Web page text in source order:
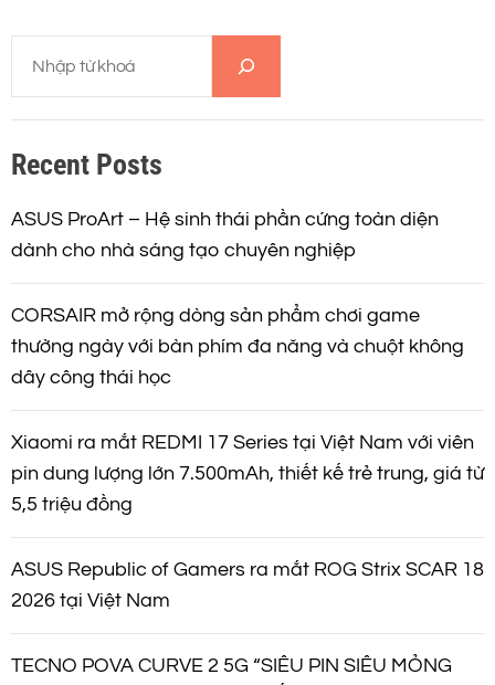
m
i
m
Recent Posts
ASUS ProArt – Hệ sinh thái phần cứng toàn diện
dành cho nhà sáng tạo chuyên nghiệp
CORSAIR mở rộng dòng sản phẩm chơi game
thường ngày với bàn phím đa năng và chuột không
dây công thái học
Xiaomi ra mắt REDMI 17 Series tại Việt Nam với viên
pin dung lượng lớn 7.500mAh, thiết kế trẻ trung, giá từ
5,5 triệu đồng
ASUS Republic of Gamers ra mắt ROG Strix SCAR 18
2026 tại Việt Nam
TECNO POVA CURVE 2 5G “SIÊU PIN SIÊU MỎNG